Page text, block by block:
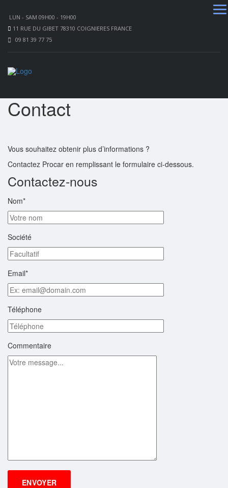
LUN - SAM 09H00 - 19H00
11 RUE DU GIBET 78310 COIGNIERES FRANCE
09 81 39 77 75
Contact
Vous souhaitez obtenir plus d’informations ?
Contactez Procar en remplissant le formulaire ci-dessous.
Contactez-nous
Nom*
Société
Email*
Téléphone
Commentaire